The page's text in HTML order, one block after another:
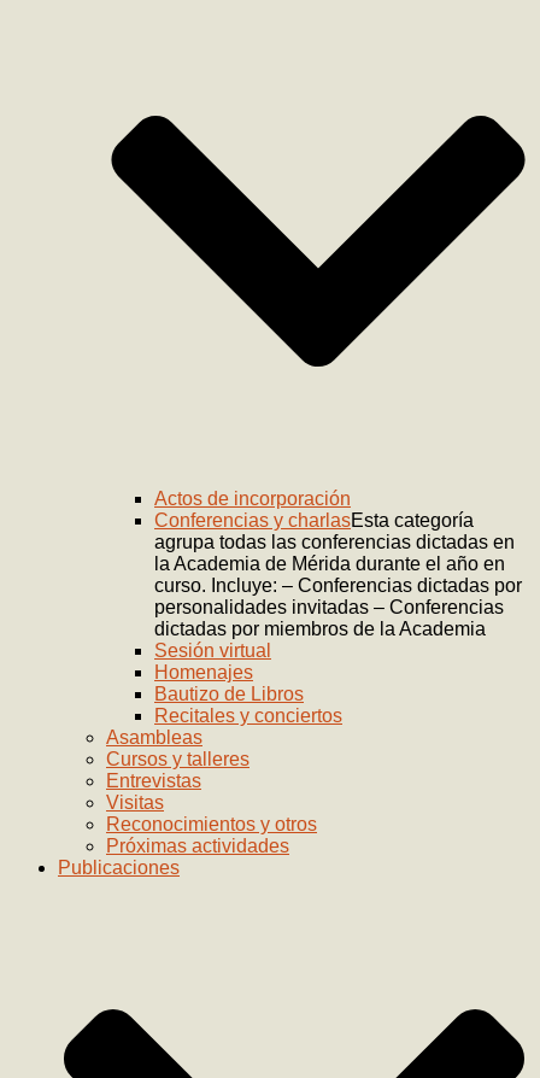
Actos de incorporación
Conferencias y charlasEsta categoría
agrupa todas las conferencias dictadas en
la Academia de Mérida durante el año en
curso. Incluye: – Conferencias dictadas por
personalidades invitadas – Conferencias
dictadas por miembros de la Academia
Sesión virtual
Homenajes
Bautizo de Libros
Recitales y conciertos
Asambleas
Cursos y talleres
Entrevistas
Visitas
Reconocimientos y otros
Próximas actividades
Publicaciones